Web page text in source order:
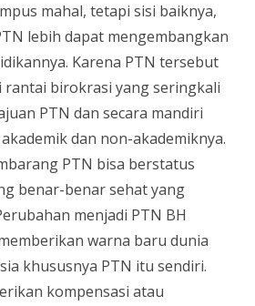
mahal, tetapi sisi baiknya,
lebih dapat mengembangkan
Karena PTN tersebut
rantai birokrasi yang seringkali
PTN dan secara mandiri
dan non-akademiknya.
PTN bisa berstatus
benar-benar sehat yang
menjadi PTN BH
warna baru dunia
khususnya PTN itu sendiri.
kompensasi atau